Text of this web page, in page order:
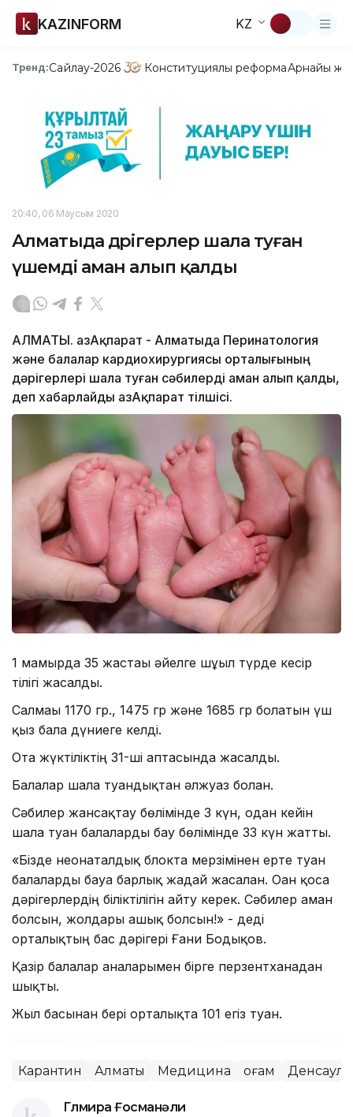
KAZINFORM KZ
Тренд:Сайлау-2026 Конституциялық реформаАрнайы
20:40, 06 Маусым 2020
Алматыда дәрігерлер шала туған
үшемді аман алып қалды
АЛМАТЫ. ҚазАқпарат - Алматыда Перинатология
және балалар кардиохирургиясы орталығының
дәрігерлері шала туған сәбилерді аман алып қалды,
деп хабарлайды ҚазАқпарат тілшісі.
1 мамырда 35 жастағы әйелге шұғыл түрде кесір
тілігі жасалды.
Салмағы 1170 гр., 1475 гр және 1685 гр болатын үш
қыз бала дүниеге келді.
Ота жүктіліктің 31-ші аптасында жасалды.
Балалар шала туғандықтан әлжуаз болған.
Сәбилер жансақтау бөлімінде 3 күн, одан кейін
шала туған балаларды бағу бөлімінде 33 күн жатты.
«Бізде неонаталдық блокта мерзімінен ерте туған
балаларды бағуға барлық жағдай жасалған. Оған қоса
дәрігерлердің біліктілігін айту керек. Сәбилер аман
болсын, жолдары ашық болсын!» - деді
орталықтың бас дәрігері Ғани Бодықов.
Қазір балалар аналарымен бірге перзентханадан
шықты.
Жыл басынан бері орталықта 101 егіз туған.
Карантин Алматы Медицина Қоғам
Гүлмира Ғосманәли